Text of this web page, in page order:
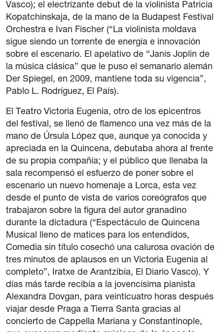
Vasco); el electrizante debut de la violinista Patricia
Kopatchinskaja, de la mano de la Budapest Festival
Orchestra e Ivan Fischer (“La violinista moldava
sigue siendo un torrente de energía e innovación
sobre el escenario. El apelativo de “Janis Joplin de
la música clásica” que le puso el semanario alemán
Der Spiegel, en 2009, mantiene toda su vigencia”,
Pablo L. Rodríguez, El País).
El Teatro Victoria Eugenia, otro de los epicentros
del festival, se llenó de flamenco una vez más de la
mano de Úrsula López que, aunque ya conocida y
apreciada en la Quincena, debutaba ahora al frente
de su propia compañía; y el público que llenaba la
sala recompensó el esfuerzo de poner sobre el
escenario un nuevo homenaje a Lorca, esta vez
desde el punto de vista de varios coreógrafos que
trabajaron sobre la figura del autor granadino
durante la dictadura (“Espectáculo de Quincena
Musical lleno de matices para los entendidos,
Comedia sin título cosechó una calurosa ovación de
tres minutos de aplausos en un Victoria Eugenia al
completo”, Iratxe de Arantzibia, El Diario Vasco). Y
días más tarde recibía a la jovencísima pianista
Alexandra Dovgan, para veinticuatro horas después
viajar desde Praga a Tierra Santa gracias al
concierto de Cappella Mariana y Constantinople,